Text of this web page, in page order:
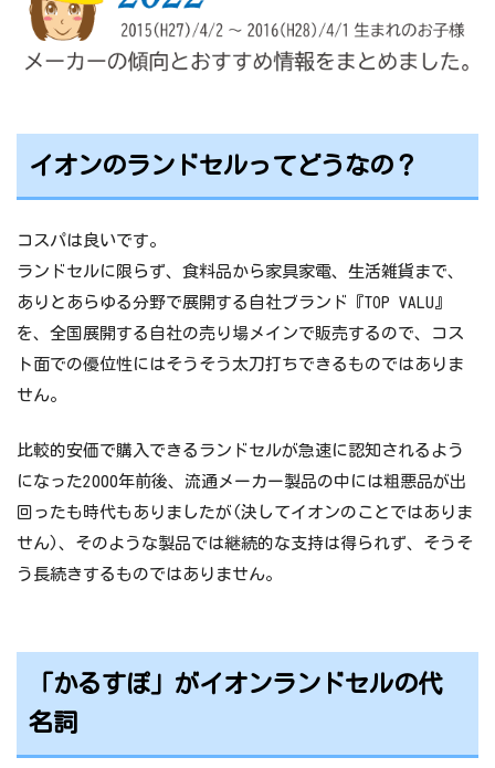
イオンのランドセルってどうなの？
コスパは良いです。
ランドセルに限らず、食料品から家具家電、生活雑貨まで、
ありとあらゆる分野で展開する自社ブランド『TOP VALU』
を、全国展開する自社の売り場メインで販売するので、コス
ト面での優位性にはそうそう太刀打ちできるものではありま
せん。
比較的安価で購入できるランドセルが急速に認知されるよう
になった2000年前後、流通メーカー製品の中には粗悪品が出
回ったも時代もありましたが(決してイオンのことではありま
せん)、そのような製品では継続的な支持は得られず、そうそ
う長続きするものではありません。
「かるすぽ」がイオンランドセルの代
名詞